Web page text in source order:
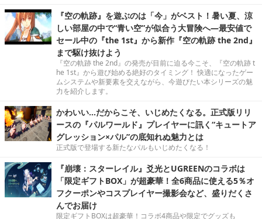
『空の軌跡』を遊ぶのは「今」がベスト！暑い夏、涼
しい部屋の中で“青い空”が似合う大冒険へ―最安値で
セール中の『the 1st』から新作『空の軌跡 the 2nd』
まで駆け抜けよう
『空の軌跡 the 2nd』の発売が目前に迫る今こそ、『空の軌跡 t
he 1st』から遊び始める絶好のタイミング！ 快適になったゲー
ムシステムや新要素を交えながら、今遊びたい本シリーズの魅
力を紹介します。
かわいい…だからこそ、いじめたくなる。正式版リリ
ースの『パルワールド』プレイヤーに訊く“キュートア
グレッション×パル”の底知れぬ魅力とは
正式版で登場する新たなパルもいじめたくなる！
『崩壊：スターレイル』爻光とUGREENのコラボは
「限定ギフトBOX」が超豪華！全6商品に使える5％オ
フクーポンやコスプレイヤー撮影会など、盛りだくさ
んでお届け
限定ギフトBOXは超豪華！コラボ4商品や限定でグッズも